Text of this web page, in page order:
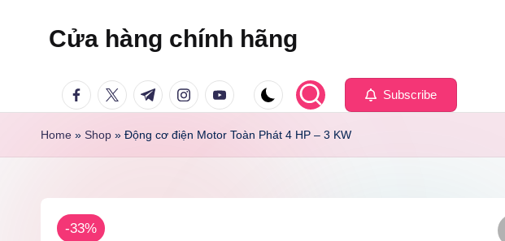
Cửa hàng chính hãng
facebook.com
twitter.com
t.me instagram.com
youtube.com Subscribe
Home » Shop » Động cơ điện Motor Toàn Phát 4 HP – 3 KW
-33%